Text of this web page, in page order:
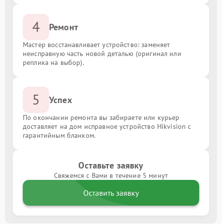
4 Ремонт
Мастер восстанавливает устройство: заменяет
неисправную часть новой деталью (оригинал или
реплика на выбор).
5 Успех
По окончании ремонта вы забираете или курьер
доставляет на дом исправное устройство Hikvision с
гарантийным бланком.
Оставьте заявку
Свяжемся с Вами в течение 5 минут
Оставить заявку